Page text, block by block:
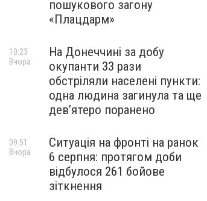
пошукового загону
«Плацдарм»
На Донеччині за добу
окупанти 33 рази
обстріляли населені пункти:
одна людина загинула та ще
девʼятеро поранено
10:23
Вчора
Ситуація на фронті на ранок
6 серпня: протягом доби
відбулося 261 бойове
зіткнення
09:51
Вчора